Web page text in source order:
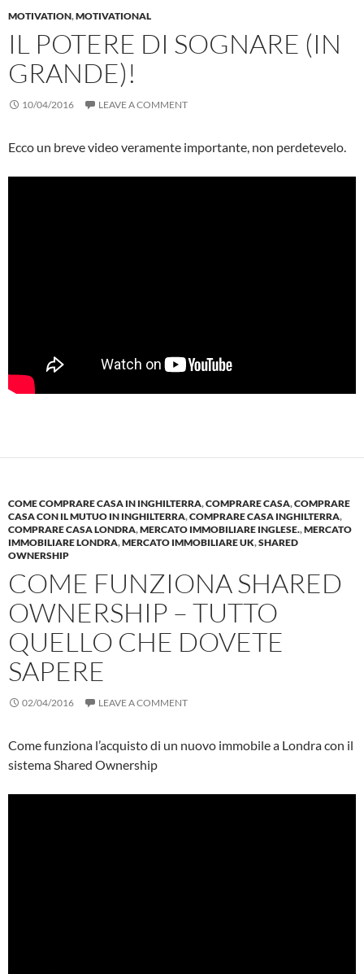
MOTIVATION,MOTIVATIONAL
IL POTERE DI SOGNARE (IN
GRANDE)!
10/04/2016 LEAVE A COMMENT
Ecco un breve video veramente importante, non perdetevelo.
COME COMPRARE CASA IN INGHILTERRA,COMPRARE CASA,COMPRARE
CASA CON IL MUTUO IN INGHILTERRA,COMPRARE CASA INGHILTERRA,
COMPRARE CASA LONDRA,MERCATO IMMOBILIARE INGLESE.,MERCATO
IMMOBILIARE LONDRA,MERCATO IMMOBILIARE UK,SHARED
OWNERSHIP
COME FUNZIONA SHARED
OWNERSHIP – TUTTO
QUELLO CHE DOVETE
SAPERE
02/04/2016 LEAVE A COMMENT
Come funziona l’acquisto di un nuovo immobile a Londra con il
sistema Shared Ownership